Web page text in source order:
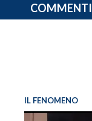
COMMENTI
IL FENOMENO